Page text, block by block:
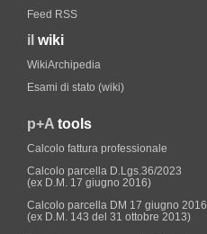
Feed RSS
il wiki
WikiArchipedia
Esami di stato (wiki)
p+A tools
Calcolo fattura professionale
Calcolo parcella D.Lgs.36/2023
(ex D.M. 17 giugno 2016)
Calcolo parcella DM 17 giugno 2016
(ex D.M. 143 del 31 ottobre 2013)